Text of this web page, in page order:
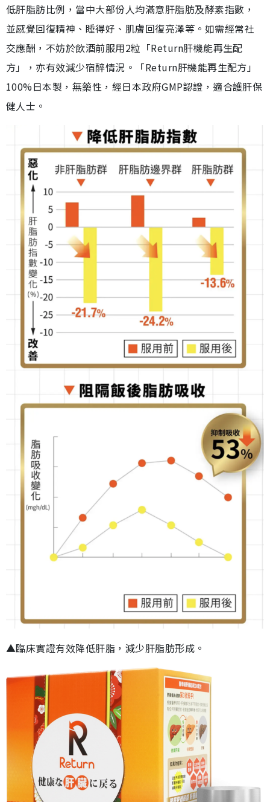
低肝脂肪比例，當中大部份人均滿意肝脂肪及酵素指數，
並感覺回復精神、睡得好、肌膚回復亮澤等。如需經常社
交應酬，不妨於飲酒前服用2粒「Return肝機能再生配
方」，亦有效減少宿醉情況。「Return肝機能再生配方」
100%日本製，無藥性，經日本政府GMP認證，適合護肝保
健人士。
▲臨床實證有效降低肝脂，減少肝脂肪形成。